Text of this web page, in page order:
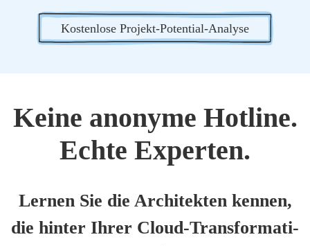
Kos­ten­lo­se Pro­jekt-Poten­ti­al-Ana­ly­se
Kei­ne anony­me Hot­line.
Ech­te Exper­ten.
Ler­nen Sie die Archi­tek­ten ken­nen,
die hin­ter Ihrer Cloud-Trans­for­ma­ti­